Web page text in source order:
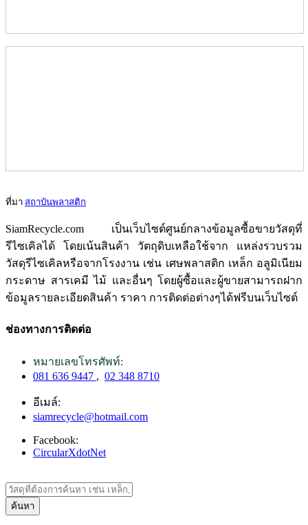
ที่มา สถาบันพลาสติก
SiamRecycle.com เป็นเว็บไซต์ศูนย์กลางข้อมูลซื้อขายวัสดุที่
รีไซเคิลได้ โดยเน้นสินค้า วัตถุดิบเหลือใช้จาก แหล่งรวบรวม
วัสดุรีไซเคิลหรือจากโรงงาน เช่น เศษพลาสติก เหล็ก อลูมิเนียม
กระดาษ สารเคมี ไม้ และอื่นๆ โดยผู้ซื้อและผู้ขายสามารถฝาก
ข้อมูลรายละเอียดสินค้า ราคา การติดต่อต่างๆได้ฟรีบนเว็บไซต์
ช่องทางการติดต่อ
หมายเลขโทรศัพท์:
081 636 9447 , 02 348 8710
อีเมล์:
siamrecycle@hotmail.com
Facebook:
CircularXdotNet
ค้นหา